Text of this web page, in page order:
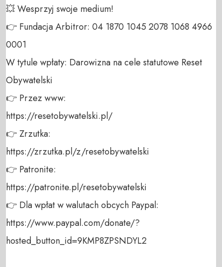
💥 Wesprzyj swoje medium!
👉 Fundacja Arbitror: 04 1870 1045 2078 1068 4966
0001
W tytule wpłaty: Darowizna na cele statutowe Reset
Obywatelski
👉 Przez www:
https://resetobywatelski.pl/
👉 Zrzutka:
https://zrzutka.pl/z/resetobywatelski
👉 Patronite:
https://patronite.pl/resetobywatelski
👉 Dla wpłat w walutach obcych Paypal:
https://www.paypal.com/donate/?
hosted_button_id=9KMP8ZPSNDYL2